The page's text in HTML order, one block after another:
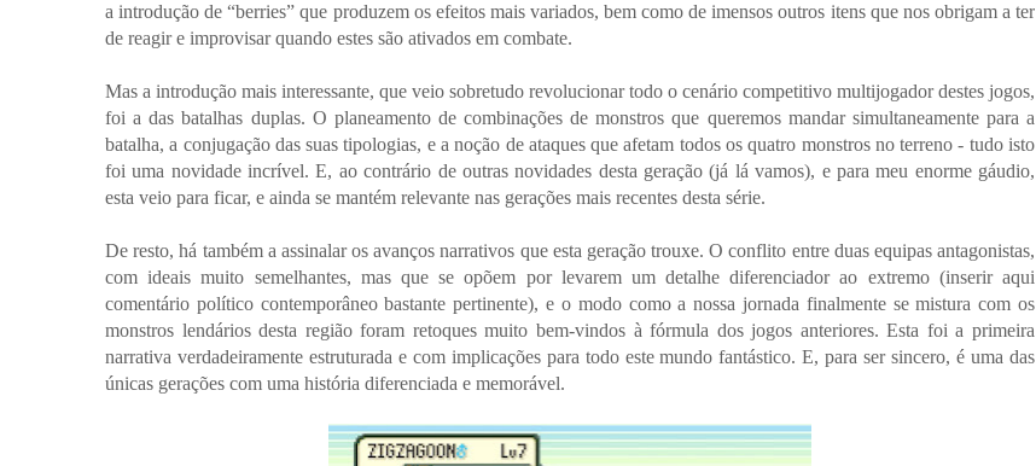
a introdução de “berries” que produzem os efeitos mais variados, bem como de imensos outros itens que nos obrigam a ter
de reagir e improvisar quando estes são ativados em combate.
Mas a introdução mais interessante, que veio sobretudo revolucionar todo o cenário competitivo multijogador destes jogos,
foi a das batalhas duplas. O planeamento de combinações de monstros que queremos mandar simultaneamente para a
batalha, a conjugação das suas tipologias, e a noção de ataques que afetam todos os quatro monstros no terreno - tudo isto
foi uma novidade incrível. E, ao contrário de outras novidades desta geração (já lá vamos), e para meu enorme gáudio,
esta veio para ficar, e ainda se mantém relevante nas gerações mais recentes desta série.
De resto, há também a assinalar os avanços narrativos que esta geração trouxe. O conflito entre duas equipas antagonistas,
com ideais muito semelhantes, mas que se opõem por levarem um detalhe diferenciador ao extremo (inserir aqui
comentário político contemporâneo bastante pertinente), e o modo como a nossa jornada finalmente se mistura com os
monstros lendários desta região foram retoques muito bem-vindos à fórmula dos jogos anteriores. Esta foi a primeira
narrativa verdadeiramente estruturada e com implicações para todo este mundo fantástico. E, para ser sincero, é uma das
únicas gerações com uma história diferenciada e memorável.